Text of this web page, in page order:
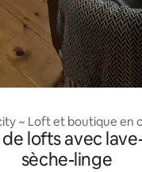
~ Loft et boutique en
lofts avec
sèche-linge